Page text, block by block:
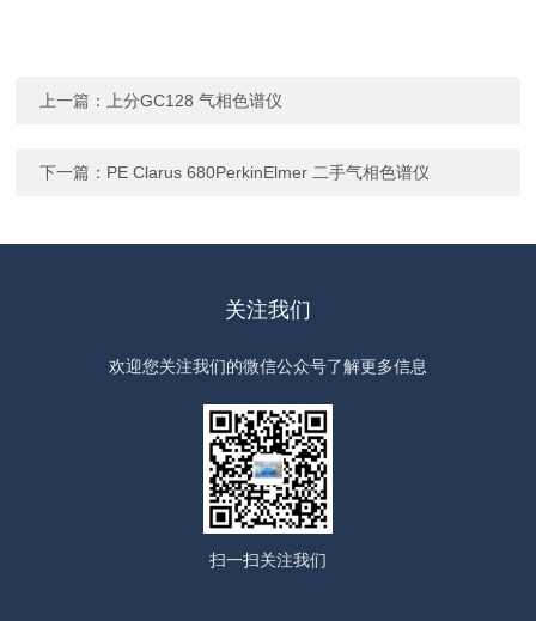
上一篇： 上分GC128 气相色谱仪
下一篇： PE Clarus 680PerkinElmer 二手气相色谱仪
关注我们
欢迎您关注我们的微信公众号了解更多信息
扫一扫关注我们